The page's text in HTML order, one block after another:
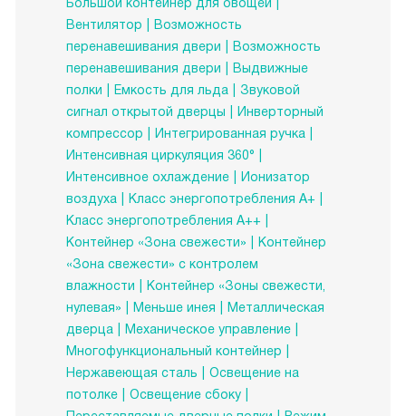
Вентилятор
Возможность
перенавешивания двери
Возможность
перенавешивания двери
Выдвижные
полки
Емкость для льда
Звуковой
сигнал открытой дверцы
Инверторный
компрессор
Интегрированная ручка
Интенсивная циркуляция 360°
Интенсивное охлаждение
Ионизатор
воздуха
Класс энергопотребления А+
Класс энергопотребления А++
Контейнер «Зона свежести»
Контейнер
«Зона свежести» с контролем
влажности
Контейнер «Зоны свежести,
нулевая»
Меньше инея
Металлическая
дверца
Механическое управление
Многофункциональный контейнер
Нержавеющая сталь
Освещение на
потолке
Освещение сбоку